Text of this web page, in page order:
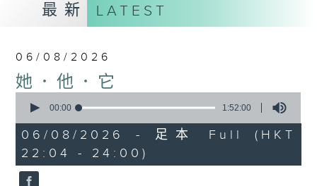
最新 LATEST
06/08/2026
她．他．它
seconds
1
hour,
52
minutes,
0
00:00 1:52:00
06/08/2026 - 足本 Full (HKT
22:04 - 24:00)